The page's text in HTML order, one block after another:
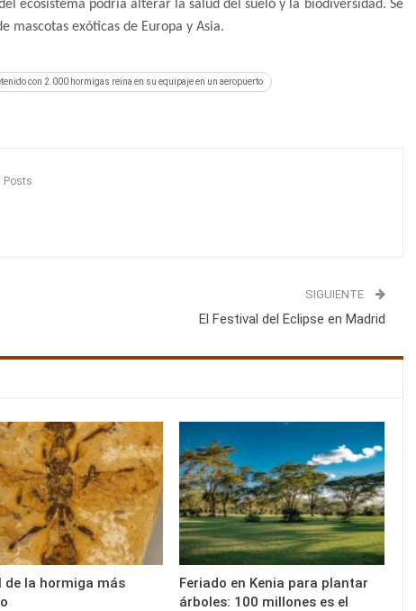
ecosistema podría alterar la salud del suelo y la biodiversidad. Se
mascotas exóticas de Europa y Asia.
con 2.000 hormigas reina en su equipaje en un aeropuerto
Posts
SIGUIENTE
El Festival del Eclipse en Madrid
de la hormiga más
Feriado en Kenia para plantar
árboles: 100 millones es el